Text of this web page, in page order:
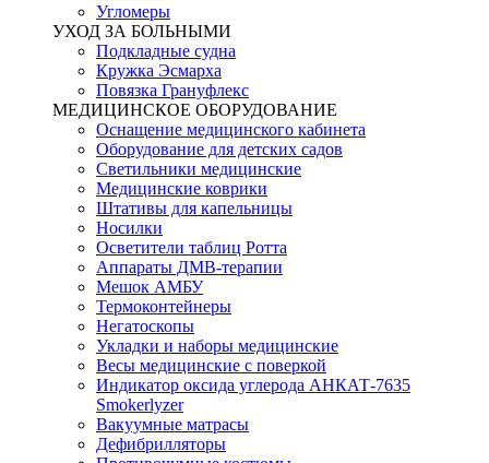
Угломеры
УХОД ЗА БОЛЬНЫМИ
Подкладные судна
Кружка Эсмарха
Повязка Грануфлекс
МЕДИЦИНСКОЕ ОБОРУДОВАНИЕ
Оснащение медицинского кабинета
Оборудование для детских садов
Светильники медицинские
Медицинские коврики
Штативы для капельницы
Носилки
Осветители таблиц Ротта
Аппараты ДМВ-терапии
Мешок АМБУ
Термоконтейнеры
Негатоскопы
Укладки и наборы медицинские
Весы медицинские с поверкой
Индикатор оксида углерода АНКАТ-7635
Smokerlyzer
Вакуумные матрасы
Дефибрилляторы